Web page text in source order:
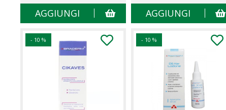
AGGIUNGI AGGIUNGI
- 10 % - 10 %